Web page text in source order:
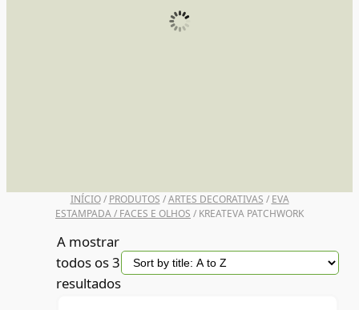
INÍCIO/ PRODUTOS /ARTES DECORATIVAS / EVA
ESTAMPADA / FACES E OLHOS / KREATEVA PATCHWORK
A mostrar
todos os 3
resultados